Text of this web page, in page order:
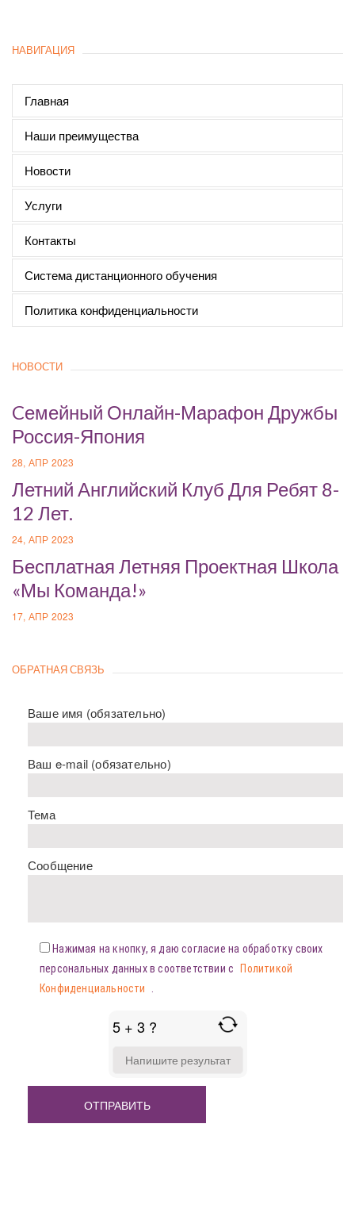
НАВИГАЦИЯ
Главная
Наши преимущества
Новости
Услуги
Контакты
Система дистанционного обучения
Политика конфиденциальности
НОВОСТИ
Cемейный Онлайн-Марафон Дружбы
Россия-Япония
28, АПР 2023
Летний Английский Клуб Для Ребят 8-
12 Лет.
24, АПР 2023
Бесплатная Летняя Проектная Школа
«Мы Команда!»
17, АПР 2023
ОБРАТНАЯ СВЯЗЬ
Ваше имя (обязательно)
Ваш e-mail (обязательно)
Тема
Сообщение
Нажимая на кнопку, я даю согласие на обработку своих
персональных данных в соответствии с
Политикой
Конфиденциальности
5 + 3 ?
FOR
+